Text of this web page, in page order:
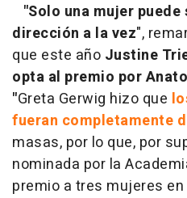
"Solo una mujer
dirección a la vez",
que este año Justine
opta al premio por
"Greta Gerwig hizo que
fueran completamente
masas, por lo que, por
nominada por la
premio a tres mujeres